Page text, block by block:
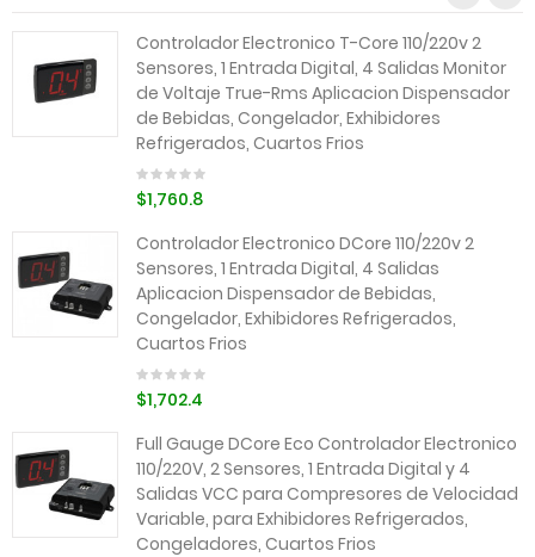
Controlador Electronico T-Core 110/220v 2
Sensores, 1 Entrada Digital, 4 Salidas Monitor
de Voltaje True-Rms Aplicacion Dispensador
de Bebidas, Congelador, Exhibidores
Refrigerados, Cuartos Frios
$1,760.8
Controlador Electronico DCore 110/220v 2
Sensores, 1 Entrada Digital, 4 Salidas
Aplicacion Dispensador de Bebidas,
Congelador, Exhibidores Refrigerados,
Cuartos Frios
$1,702.4
Full Gauge DCore Eco Controlador Electronico
110/220V, 2 Sensores, 1 Entrada Digital y 4
Salidas VCC para Compresores de Velocidad
Variable, para Exhibidores Refrigerados,
Congeladores, Cuartos Frios